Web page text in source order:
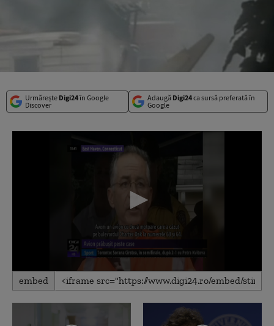
Urmărește Digi24în Google
Discover
Adaugă Digi24ca sursă preferată în
Google
0
seconds
48
embed